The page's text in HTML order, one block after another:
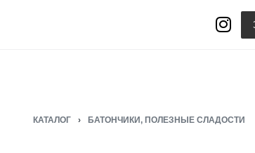
КАТАЛОГ › БАТОНЧИКИ, ПОЛЕЗНЫЕ СЛАДОСТИ